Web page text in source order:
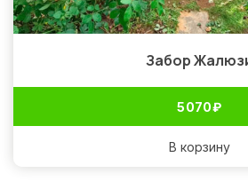
Забор
5 070₽
В корзину